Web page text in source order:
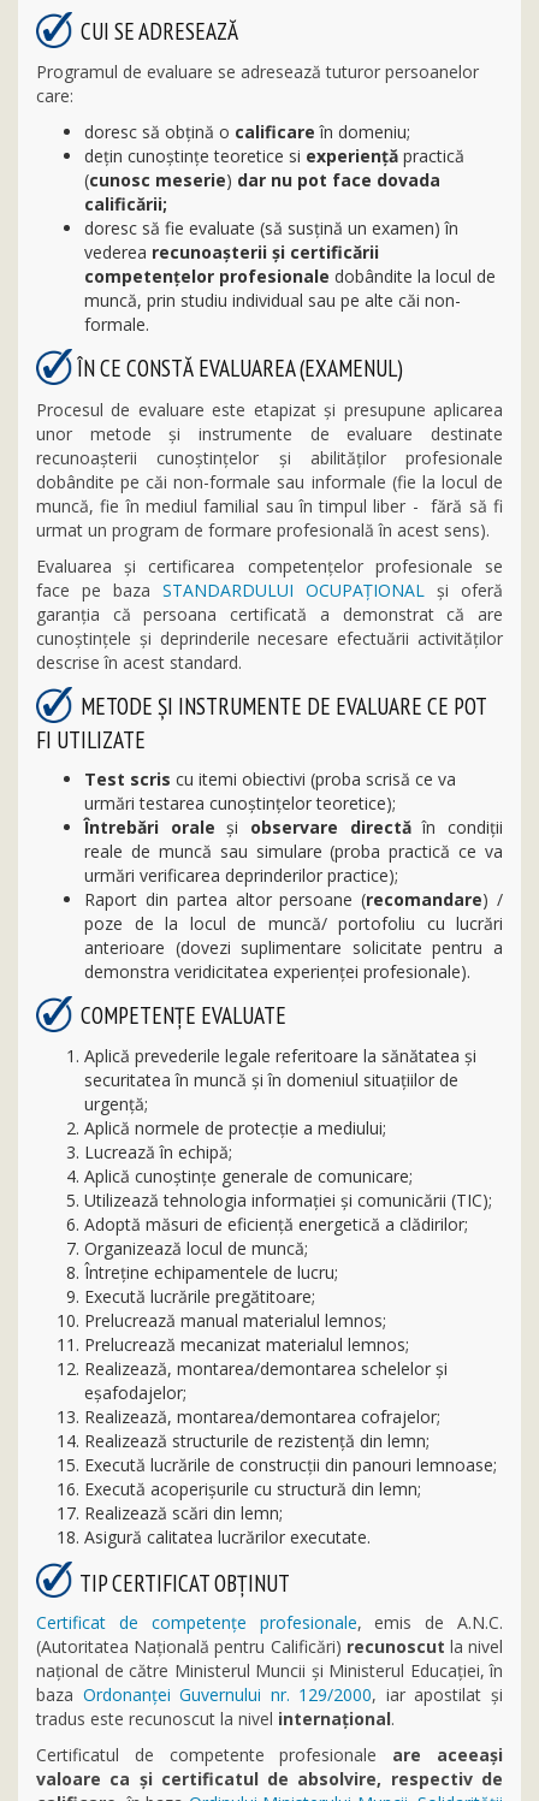
CUI SE ADRESEAZĂ
Programul de evaluare se adresează tuturor persoanelor
care:
doresc să obţină o calificare în domeniu;
dețin cunoștințe teoretice si experienţă practică
(cunosc meserie) dar nu pot face dovada
calificării;
doresc să fie evaluate (să susțină un examen) în
vederea recunoaşterii și certificării
competenţelor profesionale dobândite la locul de
muncă, prin studiu individual sau pe alte căi non-
formale.
ÎN CE CONSTĂ EVALUAREA (EXAMENUL)
Procesul de evaluare este etapizat şi presupune aplicarea
unor metode şi instrumente de evaluare destinate
recunoaşterii cunoştinţelor şi abilităţilor profesionale
dobândite pe căi non-formale sau informale (fie la locul de
muncă, fie în mediul familial sau în timpul liber - fără să fi
urmat un program de formare profesională în acest sens).
Evaluarea şi certificarea competenţelor profesionale se
face pe baza STANDARDULUI OCUPAŢIONAL şi oferă
garanţia că persoana certificată a demonstrat că are
cunoştinţele şi deprinderile necesare efectuării activităţilor
descrise în acest standard.
METODE ȘI INSTRUMENTE DE EVALUARE CE POT
FI UTILIZATE
Test scris cu itemi obiectivi (proba scrisă ce va
urmări testarea cunoştinţelor teoretice);
Întrebări orale şi observare directăîn condiţii
reale de muncă sau simulare (proba practică ce va
urmări verificarea deprinderilor practice);
Raport din partea altor persoane (recomandare) /
poze de la locul de muncă/ portofoliu cu lucrări
anterioare (dovezi suplimentare solicitate pentru a
demonstra veridicitatea experienţei profesionale).
COMPETENŢE EVALUATE
Aplică prevederile legale referitoare la sănătatea și
securitatea în muncă și în domeniul situațiilor de
urgență;
Aplică normele de protecție a mediului;
Lucrează în echipă;
Aplică cunoștințe generale de comunicare;
Utilizează tehnologia informaţiei şi comunicării (TIC);
Adoptă măsuri de eficiență energetică a clădirilor;
Organizează locul de muncă;
Întreţine echipamentele de lucru;
Execută lucrările pregătitoare;
Prelucrează manual materialul lemnos;
Prelucrează mecanizat materialul lemnos;
Realizează, montarea/demontarea schelelor și
eșafodajelor;
Realizează, montarea/demontarea cofrajelor;
Realizează structurile de rezistenţă din lemn;
Execută lucrările de construcţii din panouri lemnoase;
Execută acoperişurile cu structură din lemn;
Realizează scări din lemn;
Asigură calitatea lucrărilor executate.
TIP CERTIFICAT OBȚINUT
Certificat de competențe profesionale, emis de A.N.C.
(Autoritatea Națională pentru Calificări) recunoscut la nivel
național de către Ministerul Muncii şi Ministerul Educaţiei, în
baza Ordonanței Guvernului nr. 129/2000, iar apostilat și
tradus este recunoscut la nivel internațional.
Certificatul de competente profesionale are aceeași
valoare ca și certificatul de absolvire, respectiv de